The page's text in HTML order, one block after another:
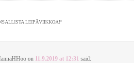
LEIPÄVIIKKOA!”
on 11.9.2019 at 12:31 said: